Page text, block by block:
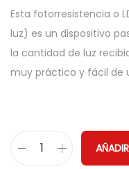
Esta fotorresistencia o
luz) es un dispositivo
la cantidad de luz
muy práctico y fácil de